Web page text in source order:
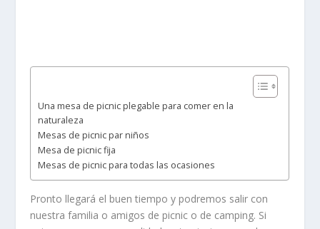
Una mesa de picnic plegable para comer en la
naturaleza
Mesas de picnic par niños
Mesa de picnic fija
Mesas de picnic para todas las ocasiones
Pronto llegará el buen tiempo y podremos salir con
nuestra familia o amigos de picnic o de camping. Si